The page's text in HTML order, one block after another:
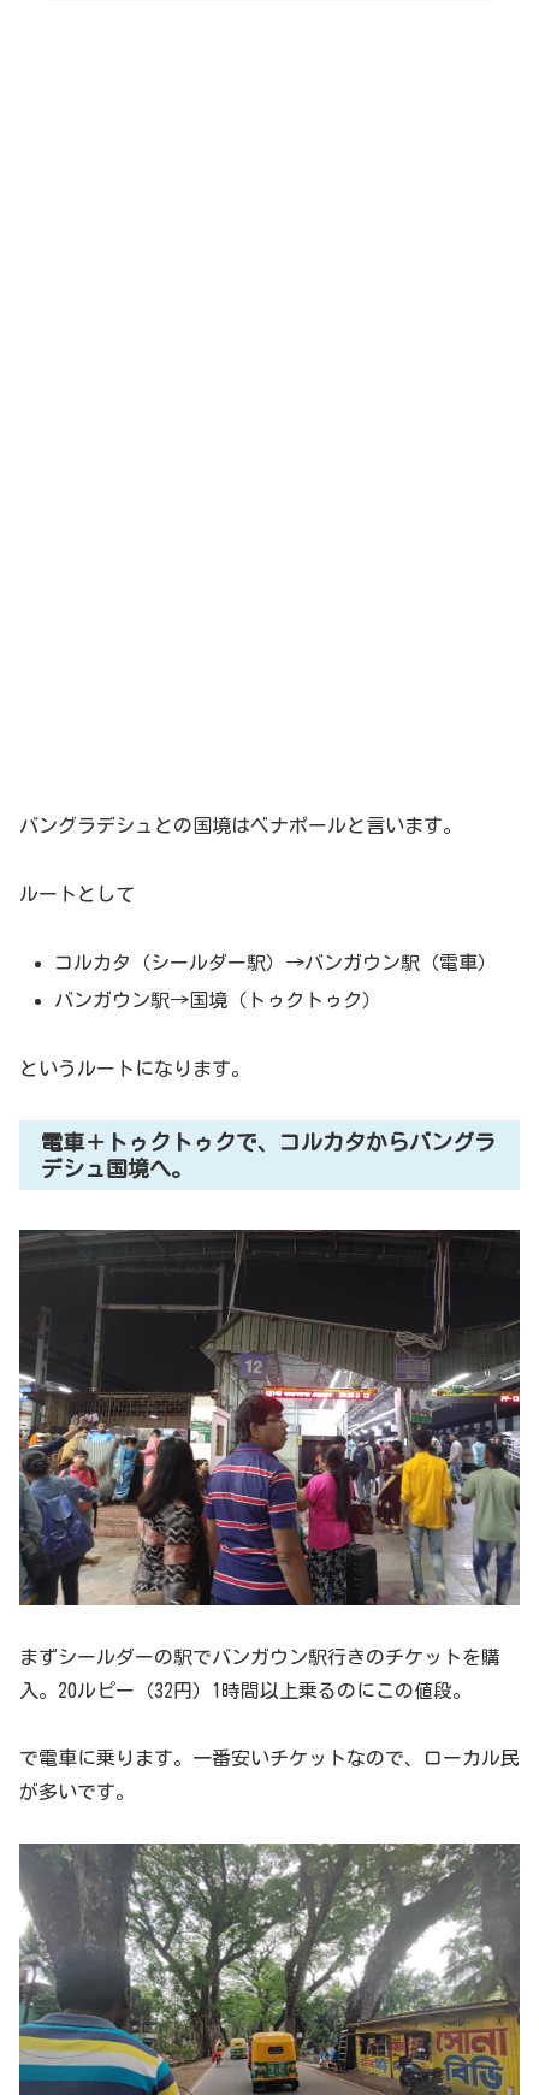
バングラデシュとの国境はベナポールと言います。
ルートとして
コルカタ（シールダー駅）→バンガウン駅（電車）
バンガウン駅→国境（トゥクトゥク）
というルートになります。
電車＋トゥクトゥクで、コルカタからバングラ
デシュ国境へ。
まずシールダーの駅でバンガウン駅行きのチケットを購
入。20ルピー（32円）1時間以上乗るのにこの値段。
で電車に乗ります。一番安いチケットなので、ローカル民
が多いです。